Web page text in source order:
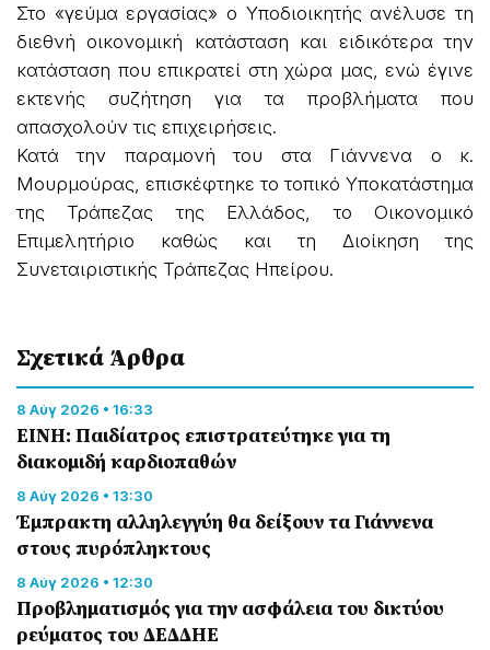
Στο «γεύμα εργασίας» ο Υποδιοικητής ανέλυσε τη
διεθνή οικονομική κατάσταση και ειδικότερα την
κατάσταση που επικρατεί στη χώρα μας, ενώ έγινε
εκτενής συζήτηση για τα προβλήματα που
απασχολούν τις επιχειρήσεις.
Κατά την παραμονή του στα Γιάννενα ο κ.
Μουρμούρας, επισκέφτηκε το τοπικό Υποκατάστημα
της Τράπεζας της Ελλάδος, το Οικονομικό
Επιμελητήριο καθώς και τη Διοίκηση της
Συνεταιριστικής Τράπεζας Ηπείρου.
Σχετικά Άρθρα
8 Αύγ 2026 • 16:33
ΕΙΝΗ: Παιδίατρος επιστρατεύτηκε για τη
διακομιδή καρδιοπαθών
8 Αύγ 2026 • 13:30
Έμπρακτη αλληλεγγύη θα δείξουν τα Γιάννενα
στους πυρόπληκτους
8 Αύγ 2026 • 12:30
Προβληματισμός για την ασφάλεια του δικτύου
ρεύματος του ΔΕΔΔΗΕ